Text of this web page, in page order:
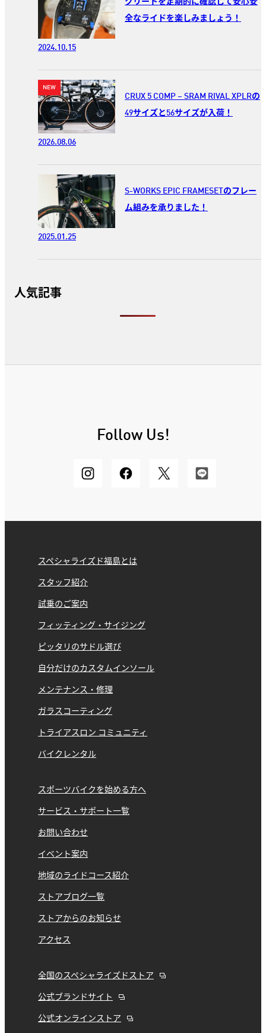
全なライドを楽しみましょう！
2024.10.15
CRUX 5 COMP – SRAM RIVAL XPLRの
49サイズと56サイズが入荷！
2026.08.06
S-WORKS EPIC FRAMESETのフレー
ム組みを承りました！
2025.01.25
人気記事
Follow Us!
スペシャライズド福島とは
スタッフ紹介
試乗のご案内
フィッティング・サイジング
ピッタリのサドル選び
自分だけのカスタムインソール
メンテナンス・修理
ガラスコーティング
トライアスロン コミュニティ
バイクレンタル
スポーツバイクを始める方へ
サービス・サポート一覧
お問い合わせ
イベント案内
地域のライドコース紹介
ストアブログ一覧
ストアからのお知らせ
アクセス
全国のスペシャライズドストア
公式ブランドサイト
公式オンラインストア